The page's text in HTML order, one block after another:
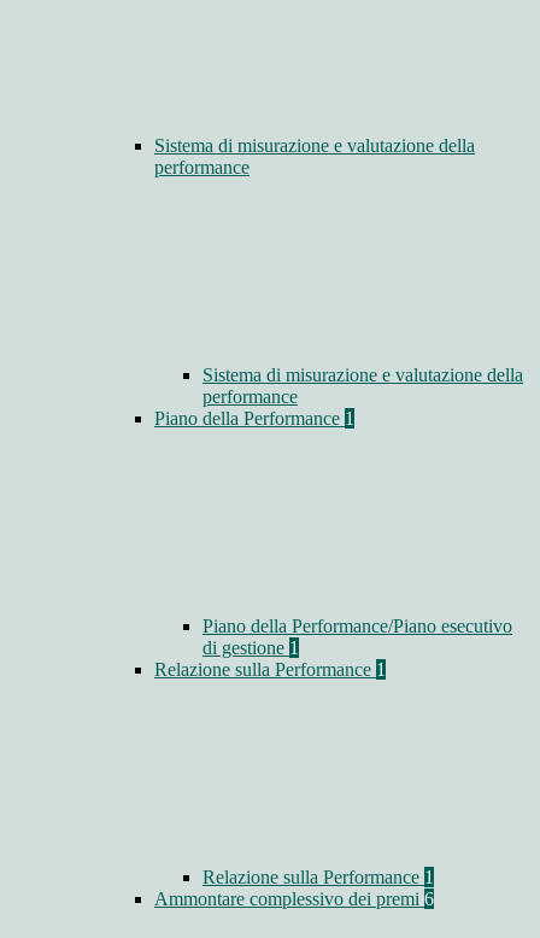
Sistema di misurazione e valutazione della
performance
Sistema di misurazione e valutazione della
performance
Piano della Performance 1
Piano della Performance/Piano esecutivo
di gestione 1
Relazione sulla Performance 1
Relazione sulla Performance 1
Ammontare complessivo dei premi 6